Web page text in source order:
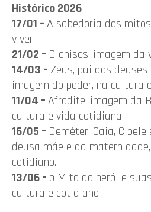
Histórico 2026
17/01 –A sabedoria dos
viver
21/02 – Dionisos, imagem da
14/03 – Zeus, pai dos deuses
imagem do poder, na cultura
11/04 –Afrodite, imagem da
cultura e vida cotidiana
16/05 – Deméter, Gaia,
deusa mãe e da
cotidiano.
13/06 – o Mito do herói e
cultura e cotidiano